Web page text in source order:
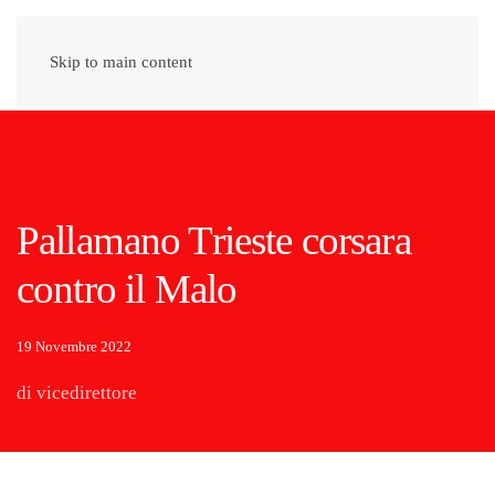
Skip to main content
Pallamano Trieste corsara
contro il Malo
19 Novembre 2022
di vicedirettore